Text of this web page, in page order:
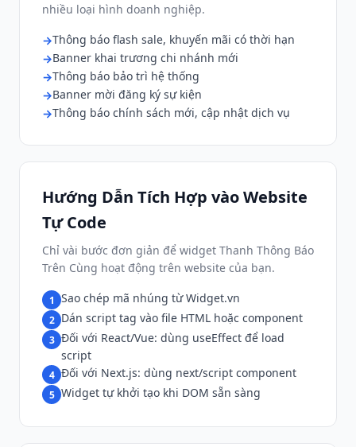
nhiều loại hình doanh nghiệp.
Thông báo flash sale, khuyến mãi có thời hạn
Banner khai trương chi nhánh mới
Thông báo bảo trì hệ thống
Banner mời đăng ký sự kiện
Thông báo chính sách mới, cập nhật dịch vụ
Hướng Dẫn Tích Hợp vào Website
Tự Code
Chỉ vài bước đơn giản để widget Thanh Thông Báo
Trên Cùng hoạt động trên website của bạn.
1 Sao chép mã nhúng từ Widget.vn
2 Dán script tag vào file HTML hoặc component
3 Đối với React/Vue: dùng useEffect để load
script
4 Đối với Next.js: dùng next/script component
5 Widget tự khởi tạo khi DOM sẵn sàng